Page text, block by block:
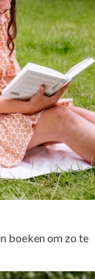
boeken om zo te